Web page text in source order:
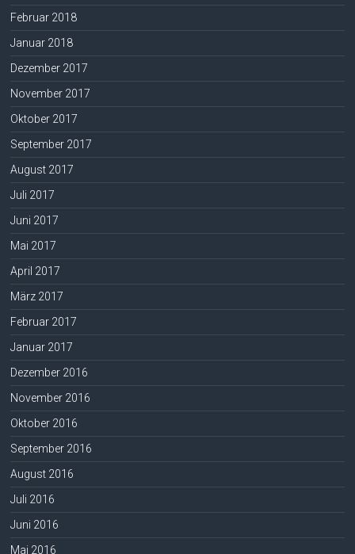
Februar 2018
Januar 2018
Dezember 2017
November 2017
Oktober 2017
September 2017
August 2017
Juli 2017
Juni 2017
Mai 2017
April 2017
März 2017
Februar 2017
Januar 2017
Dezember 2016
November 2016
Oktober 2016
September 2016
August 2016
Juli 2016
Juni 2016
Mai 2016